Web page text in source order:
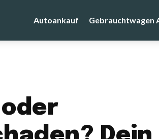
Autoankauf Gebrauchtwagen